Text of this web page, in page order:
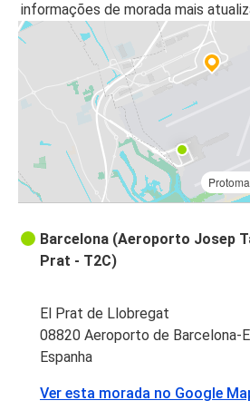
informações de morada mais
Barcelona (Aeroporto Josep
Prat - T2C)
El Prat de Llobregat
08820 Aeroporto de Barcelona-
Espanha
Ver esta morada no Google